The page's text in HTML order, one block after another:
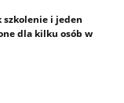
szkolenie i jeden
dla kilku osób w